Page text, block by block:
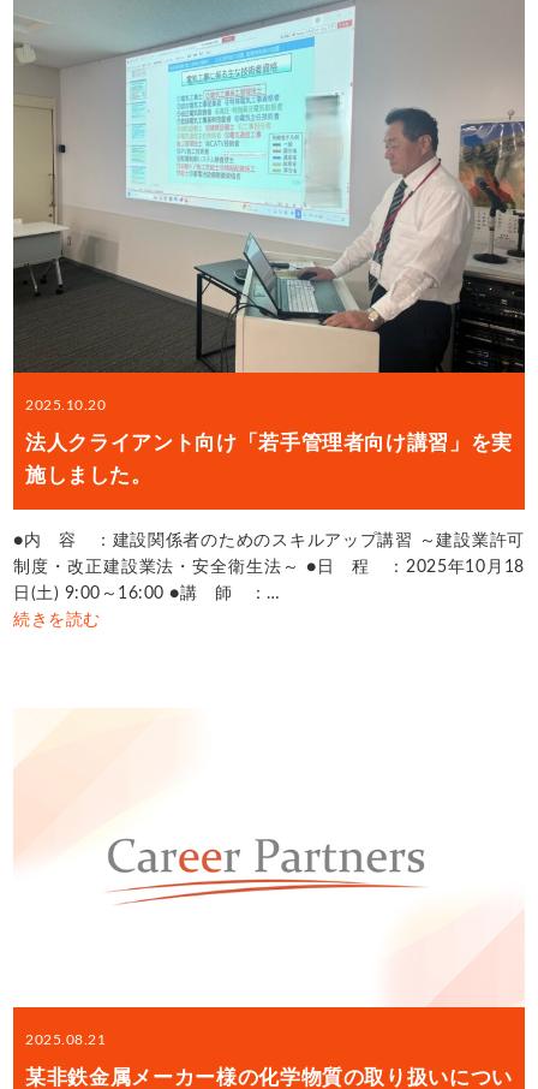
2025.10.20
法人クライアント向け「若手管理者向け講習」を実
施しました。
●内 容 ：建設関係者のためのスキルアップ講習 ～建設業許可
制度・改正建設業法・安全衛生法～ ●日 程 ：2025年10月18
日(土) 9:00～16:00 ●講 師 ：…
続きを読む
2025.08.21
某非鉄金属メーカー様の化学物質の取り扱いについ